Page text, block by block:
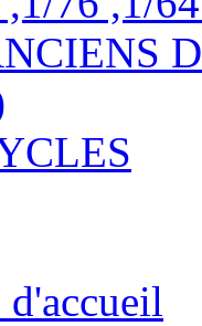
d'accueil